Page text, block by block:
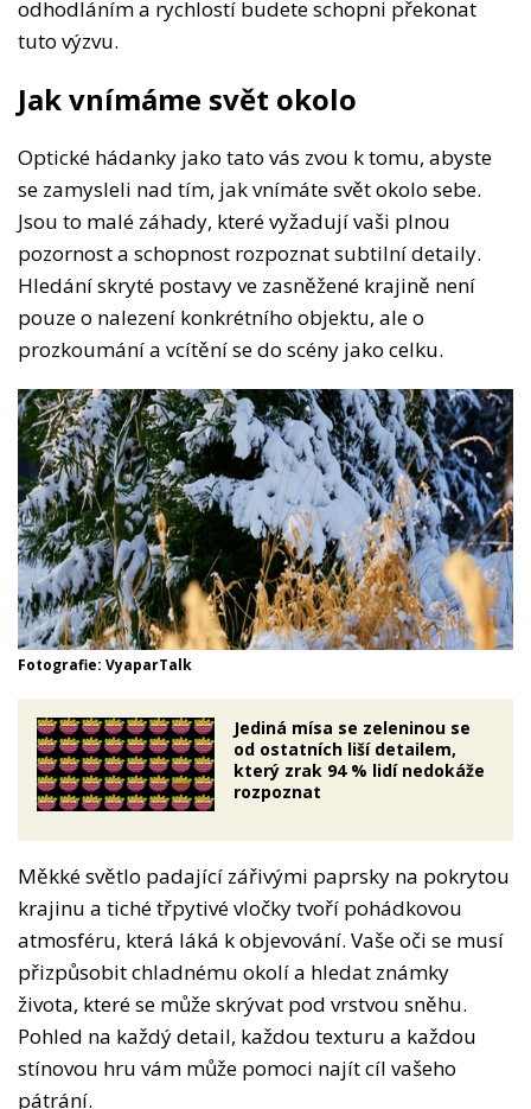
odhodláním a rychlostí budete schopni překonat
tuto výzvu.
Jak vnímáme svět okolo
Optické hádanky jako tato vás zvou k tomu, abyste
se zamysleli nad tím, jak vnímáte svět okolo sebe.
Jsou to malé záhady, které vyžadují vaši plnou
pozornost a schopnost rozpoznat subtilní detaily.
Hledání skryté postavy ve zasněžené krajině není
pouze o nalezení konkrétního objektu, ale o
prozkoumání a vcítění se do scény jako celku.
Fotografie: VyaparTalk
Jediná mísa se zeleninou se
od ostatních liší detailem,
který zrak 94 % lidí nedokáže
rozpoznat
Měkké světlo padající zářivými paprsky na pokrytou
krajinu a tiché třpytivé vločky tvoří pohádkovou
atmosféru, která láká k objevování. Vaše oči se musí
přizpůsobit chladnému okolí a hledat známky
života, které se může skrývat pod vrstvou sněhu.
Pohled na každý detail, každou texturu a každou
stínovou hru vám může pomoci najít cíl vašeho
pátrání.